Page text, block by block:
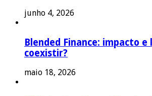
junho 4, 2026
Blended Finance: impacto e
coexistir?
maio 18, 2026